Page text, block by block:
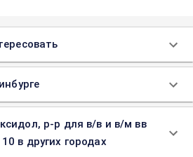
р-р для в/в и в/м вв
в других городах